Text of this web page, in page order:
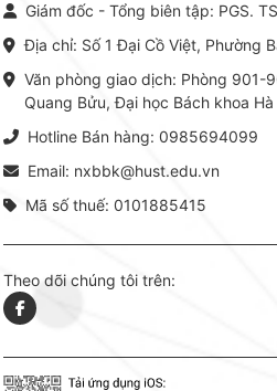
thuật thực hành -> Ứng dụng
chuyên ngành, được NXB Bách
khoa Hà Nội ấn hành cả hai
phiên bản sách giấy và điện tử.
Giám đốc - Tổng biên tập: PGS.
Địa chỉ: Số 1 Đại Cồ Việt, Phường
Văn phòng giao dịch: Phòng 901-
Quang Bửu, Đại học Bách khoa
Hotline Bán hàng: 0985694099
Email: nxbbk@hust.edu.vn
Mã số thuế: 0101885415
Theo dõi chúng tôi trên: